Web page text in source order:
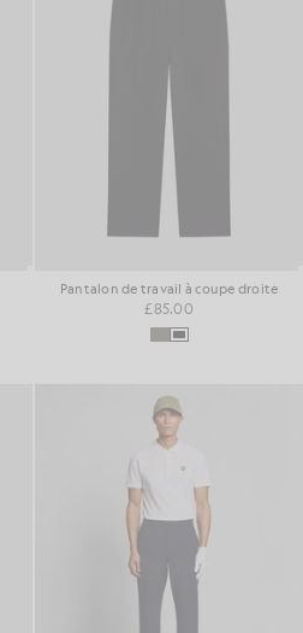
Pantalon de travail à coupe droite
£85.00